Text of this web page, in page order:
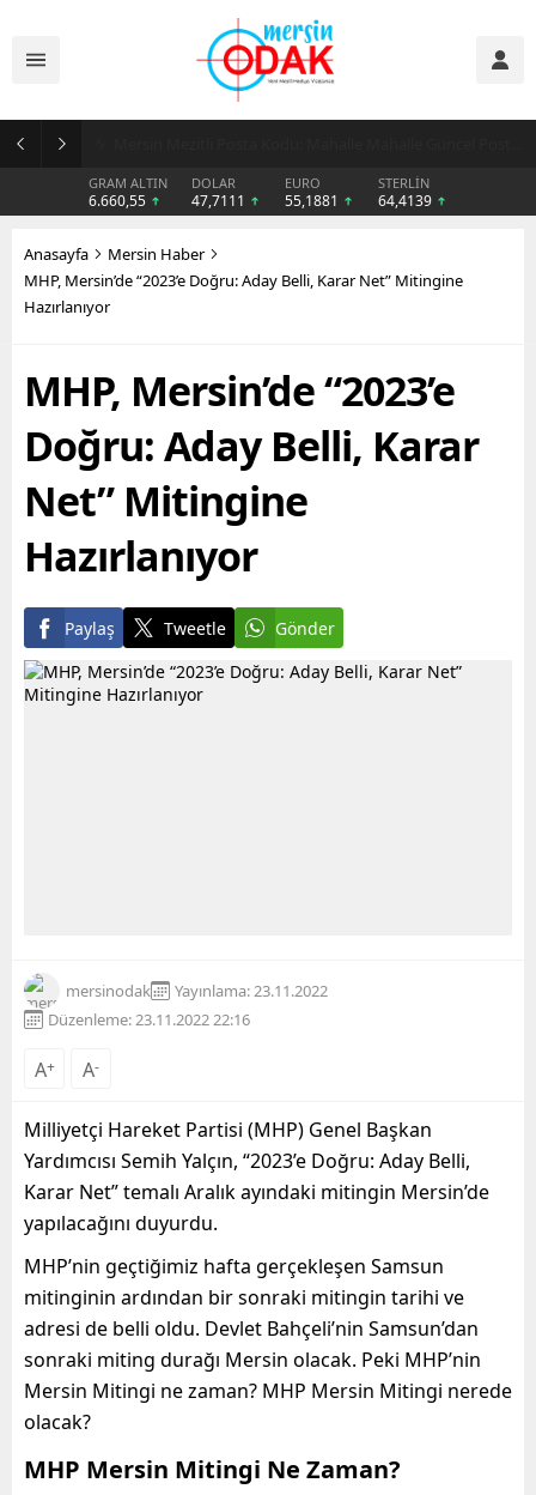
GRAM ALTIN
6.660,55
DOLAR
47,7111
EURO
55,1881
STERLİN
64,4139
Anasayfa
Mersin Haber
MHP, Mersin’de “2023’e Doğru: Aday Belli, Karar Net” Mitingine
Hazırlanıyor
MHP, Mersin’de “2023’e
Doğru: Aday Belli, Karar
Net” Mitingine
Hazırlanıyor
Paylaş Tweetle Gönder
mersinodak
Yayınlama: 23.11.2022
Düzenleme: 23.11.2022 22:16
A+ A-
Milliyetçi Hareket Partisi (MHP) Genel Başkan
Yardımcısı Semih Yalçın, “2023’e Doğru: Aday Belli,
Karar Net” temalı Aralık ayındaki mitingin Mersin’de
yapılacağını duyurdu.
MHP’nin geçtiğimiz hafta gerçekleşen Samsun
mitinginin ardından bir sonraki mitingin tarihi ve
adresi de belli oldu. Devlet Bahçeli’nin Samsun’dan
sonraki miting durağı Mersin olacak. Peki MHP’nin
Mersin Mitingi ne zaman? MHP Mersin Mitingi nerede
olacak?
MHP Mersin Mitingi Ne Zaman?